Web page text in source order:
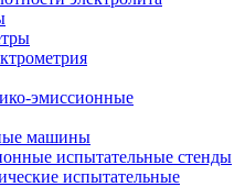
эмиссионные
машины
испытательные стенды
испытательные